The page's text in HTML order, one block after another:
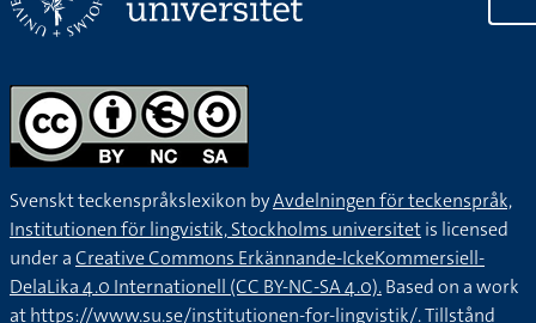
Svenskt teckenspråkslexikon byAvdelningen för teckenspråk,
Institutionen för lingvistik, Stockholms universitetis licensed
under aCreative Commons Erkännande-IckeKommersiell-
DelaLika 4.0 Internationell (CC BY-NC-SA 4.0).Based on a work
athttps://www.su.se/institutionen-for-lingvistik/. Tillstånd